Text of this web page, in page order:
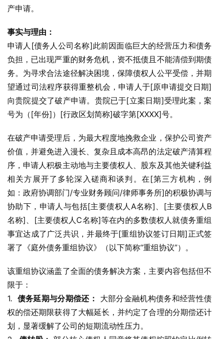
产申请。
事实与理由：
申请人[债务人公司名称]此前因面临巨大的经营压力和债务
负担，已出现严重的财务危机，资不抵债且不能清偿到期债
务。为寻求合法途径解决困境，保障债权人公平受偿，并期
望通过司法程序获得重整机会，申请人于[原申请提交日期]
向贵院提交了破产申请。贵院已于[立案日期]受理此案，案
号为（[年份]）[行政区划简称]破字第[XXXX]号。
在破产申请受理后，为最大程度地挽救企业，保护公司资产
价值，并避免进入漫长、复杂且成本高昂的法定破产清算程
序，申请人积极主动地与主要债权人、股东及其他关键利益
相关方展开了多轮深入磋商和谈判。在[第三方机构，例
如：政府协调部门/专业财务顾问/律师事务所]的积极协调与
协助下，申请人与包括[主要债权人A名称]、[主要债权人B
名称]、[主要债权人C名称]等在内的多数债权人就债务重组
事宜达成了广泛共识，并最终于[重组协议签订日期]正式签
署了《庭外债务重组协议》（以下简称“重组协议”）。
该重组协议涵盖了全面的债务解决方案，主要内容包括但不
限于：
1. 债务延期与分期偿还：
大部分金融机构债务和经营性债
权的偿还期限获得了大幅延长，并约定了合理的分期偿还计
划，显著缓解了公司的短期流动性压力。